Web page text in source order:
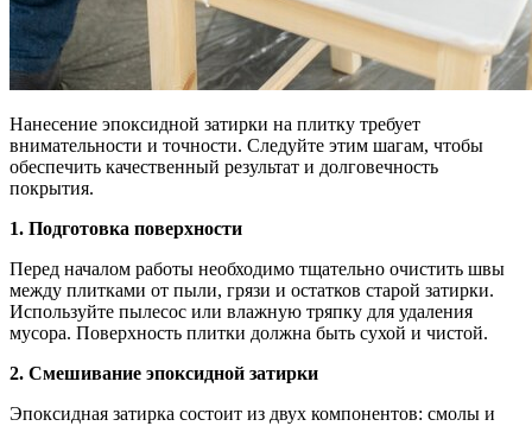
Нанесение эпоксидной затирки на плитку требует
внимательности и точности. Следуйте этим шагам, чтобы
обеспечить качественный результат и долговечность
покрытия.
1. Подготовка поверхности
Перед началом работы необходимо тщательно очистить швы
между плитками от пыли, грязи и остатков старой затирки.
Используйте пылесос или влажную тряпку для удаления
мусора. Поверхность плитки должна быть сухой и чистой.
2. Смешивание эпоксидной затирки
Эпоксидная затирка состоит из двух компонентов: смолы и